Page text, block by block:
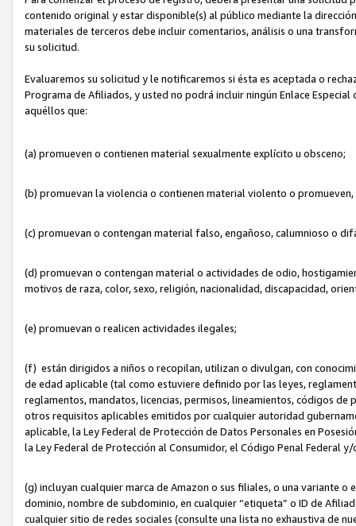
contenido original y estar disponible(s) al público mediante la
materiales de terceros debe incluir comentarios, análisis o una
su solicitud.
Evaluaremos su solicitud y le notificaremos si ésta es aceptada o
Programa de Afiliados, y usted no podrá incluir ningún Enlace
aquéllos que:
(a) promueven o contienen material sexualmente explícito u obsceno;
(b) promuevan la violencia o contienen material violento o
(c) promuevan o contengan material falso, engañoso, calumnioso o
(d) promuevan o contengan material o actividades de odio,
motivos de raza, color, sexo, religión, nacionalidad, discapacidad,
(e) promuevan o realicen actividades ilegales;
(f) están dirigidos a niños o recopilan, utilizan o divulgan, con
de edad aplicable (tal como estuviere definido por las leyes,
reglamentos, mandatos, licencias, permisos, lineamientos, códigos
otros requisitos aplicables emitidos por cualquier autoridad
aplicable, la Ley Federal de Protección de Datos Personales en
la Ley Federal de Protección al Consumidor, el Código Penal Federal
(g) incluyan cualquier marca de Amazon o sus filiales, o una variante
dominio, nombre de subdominio, en cualquier “etiqueta” o ID de
cualquier sitio de redes sociales (consulte una lista no exhaustiva de